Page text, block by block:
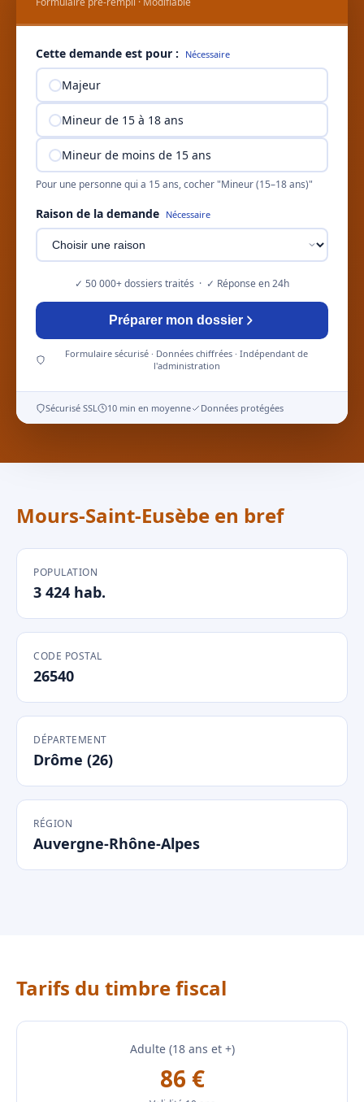
Cette demande est pour : Nécessaire
Majeur
Mineur de 15 à 18 ans
Mineur de moins de 15 ans
Pour une personne qui a 15 ans, cocher "Mineur (15–18 ans)"
Raison de la demande Nécessaire
✓ 50 000+ dossiers traités · ✓ Réponse en 24h
Préparer mon dossier
Formulaire sécurisé · Données chiffrées · Indépendant de
l'administration
Sécurisé SSL 10 min en moyenne Données protégées
Mours-Saint-Eusèbe en bref
POPULATION
3 424 hab.
CODE POSTAL
26540
DÉPARTEMENT
Drôme (26)
RÉGION
Auvergne-Rhône-Alpes
Tarifs du timbre fiscal
Adulte (18 ans et +)
86 €